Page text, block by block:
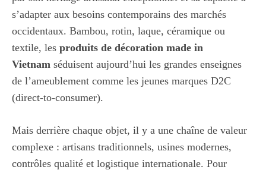
s’adapter aux besoins contemporains des marchés
occidentaux. Bambou, rotin, laque, céramique ou
textile, les produits de décoration made in
Vietnam séduisent aujourd’hui les grandes enseignes
de l’ameublement comme les jeunes marques D2C
(direct-to-consumer).
Mais derrière chaque objet, il y a une chaîne de valeur
complexe : artisans traditionnels, usines modernes,
contrôles qualité et logistique internationale. Pour